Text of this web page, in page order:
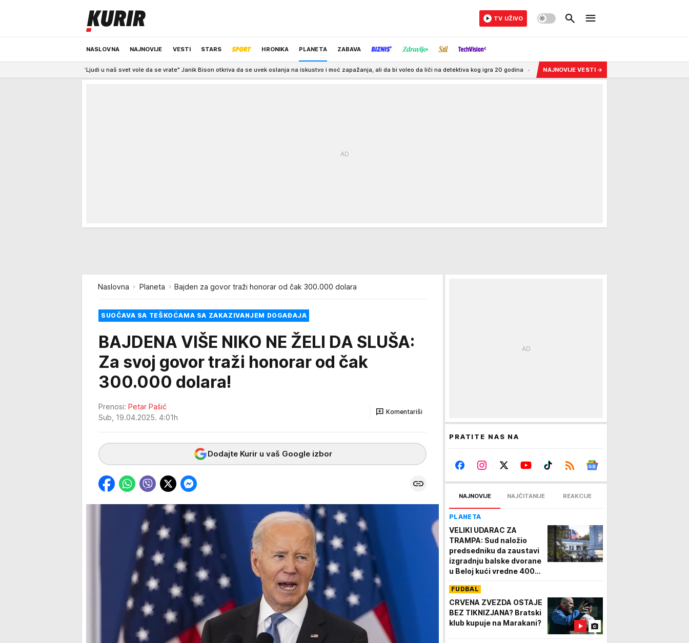
NASLOVNA NAJNOVIJE VESTI STARS HRONIKA PLANETA ZABAVA
ODRŽIVA BUDUĆNOST REGION NEWS IZBOR UREDNIKA
TV UŽIVO
"Ljudi u naš svet vole da se vrate" Janik Bison otkriva da se uvek oslanja na iskustvo i moć zapažanja, ali da bi voleo da liči na detektiva kog igra 20 godina 18:16 "MILJANA TRAŽI ZOLU PO ULCINJU"?! Oglasila se Marija
NAJNOVIJE VESTI →
Naslovna Planeta Bajden za govor traži honorar od čak 300.000 dolara
SUOČAVA SA TEŠKOĆAMA SA ZAKAZIVANJEM DOGAĐAJA
BAJDENA VIŠE NIKO NE ŽELI DA SLUŠA:
Za svoj govor traži honorar od čak
300.000 dolara!
Prenosi: Petar Pašić
Sub, 19.04.2025. 4:01h
Komentariši
Dodajte Kurir u vaš Google izbor
PRATITE NAS NA
NAJNOVIJE NAJČITANIJE REAKCIJE
PLANETA
VELIKI UDARAC ZA
TRAMPA: Sud naložio
predsedniku da zaustavi
izgradnju balske dvorane
u Beloj kući vredne 400
FUDBAL
CRVENA ZVEZDA OSTAJE
BEZ TIKNIZJANA? Bratski
klub kupuje na Marakani?